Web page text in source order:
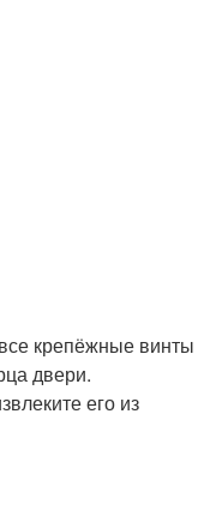
крепёжные винты
двери.
его из